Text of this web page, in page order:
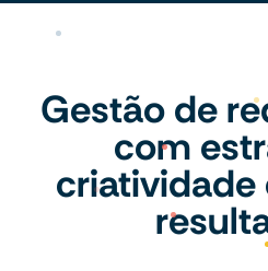
Gestão de
com
criatividade